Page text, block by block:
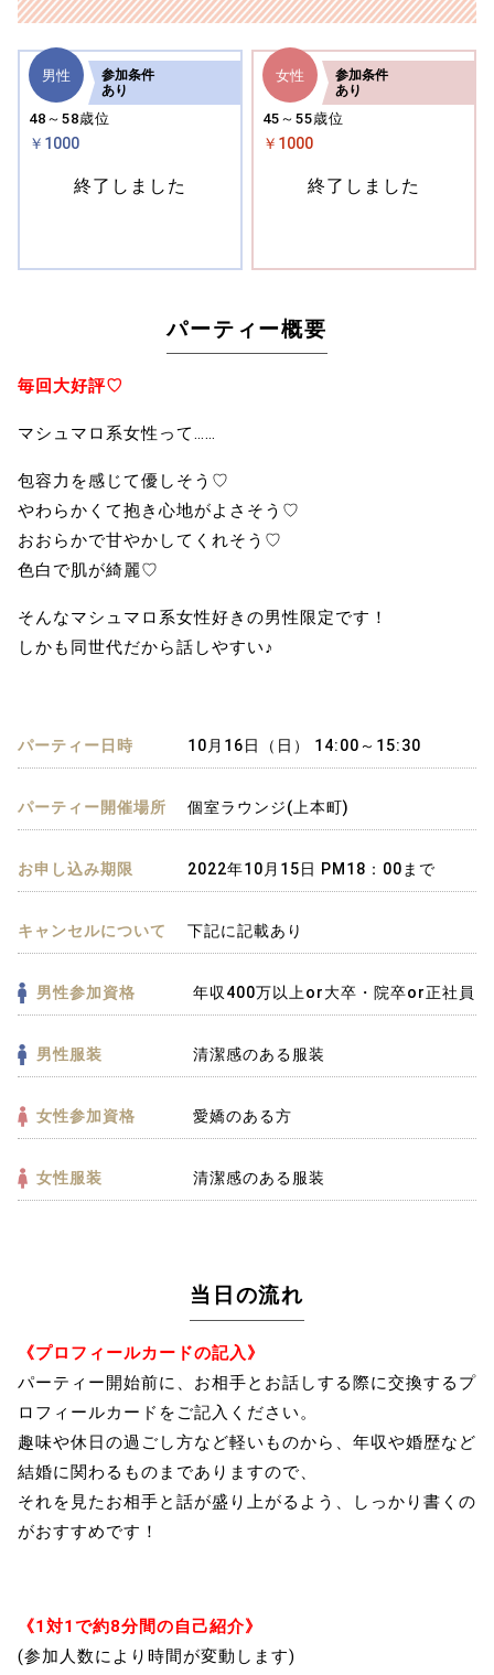
男性
48～58歳位
￥1000
参加条件
あり
終了しました
女性
45～55歳位
￥1000
参加条件
あり
終了しました
パーティー概要
毎回大好評♡
マシュマロ系女性って……
包容力を感じて優しそう♡
やわらかくて抱き心地がよさそう♡
おおらかで甘やかしてくれそう♡
色白で肌が綺麗♡
そんなマシュマロ系女性好きの男性限定です！
しかも同世代だから話しやすい♪
パーティー日時 10月16日（日） 14:00～15:30
パーティー開催場所 個室ラウンジ(上本町)
お申し込み期限 2022年10月15日 PM18：00まで
キャンセルについて 下記に記載あり
男性参加資格 年収400万以上or大卒・院卒or正社員
男性服装 清潔感のある服装
女性参加資格 愛嬌のある方
女性服装 清潔感のある服装
当日の流れ
《プロフィールカードの記入》
パーティー開始前に、お相手とお話しする際に交換するプ
ロフィールカードをご記入ください。
趣味や休日の過ごし方など軽いものから、年収や婚歴など
結婚に関わるものまでありますので、
それを見たお相手と話が盛り上がるよう、しっかり書くの
がおすすめです！
《1対1で約8分間の自己紹介》
(参加人数により時間が変動します)